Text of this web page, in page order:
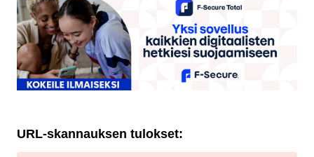
URL-skannauksen tulokset: